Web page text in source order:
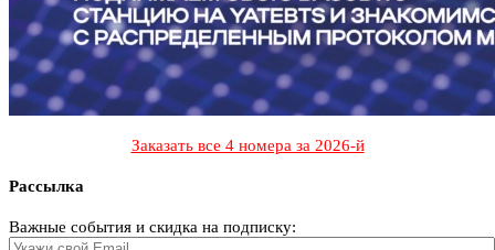
Заказать все 4 номера за 2026-й
Рассылка
Важные события и скидка на подписку: